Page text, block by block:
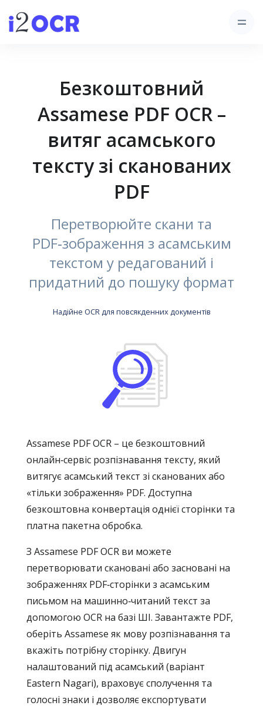
Безкоштовний
Assamese PDF OCR –
витяг асамського
тексту зі сканованих
PDF
Перетворюйте скани та
PDF‑зображення з асамським
текстом у редагований і
придатний до пошуку формат
Надійне OCR для повсякденних документів
Assamese PDF OCR – це безкоштовний
онлайн‑сервіс розпізнавання тексту, який
витягує асамський текст зі сканованих або
«тільки зображення» PDF. Доступна
безкоштовна конвертація однієї сторінки та
платна пакетна обробка.
З Assamese PDF OCR ви можете
перетворювати скановані або засновані на
зображеннях PDF‑сторінки з асамським
письмом на машинно‑читаний текст за
допомогою OCR на базі ШІ. Завантажте PDF,
оберіть Assamese як мову розпізнавання та
вкажіть потрібну сторінку. Двигун
налаштований під асамський (варіант
Eastern Nagari), враховує сполучення та
голосні знаки і дозволяє експортувати